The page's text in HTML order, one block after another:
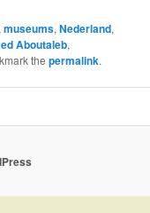
,museums,Nederland,
Aboutaleb,
thepermalink.